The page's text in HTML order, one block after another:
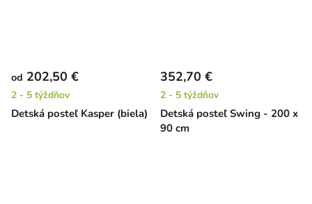
Detská posteľ Kasper (biela)
od 202,50 €
2 - 5 týždňov
Detská posteľ Swing - 200 x
90 cm
352,70 €
2 - 5 týždňov